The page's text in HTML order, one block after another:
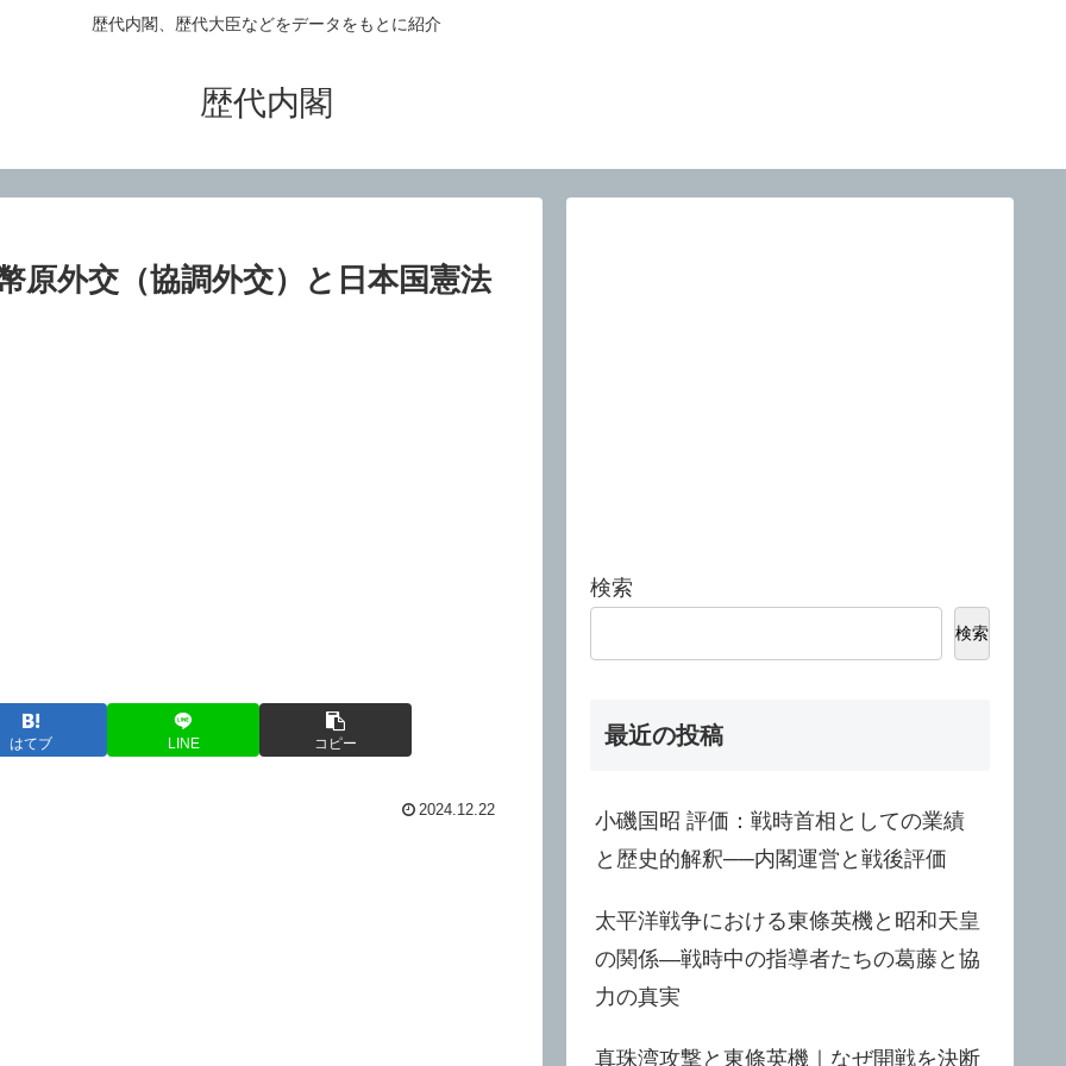
歴代内閣、歴代大臣などをデータをもとに紹介
歴代内閣
原外交（協調外交）と日本国憲法
はてブ LINE コピー
2024.12.22
検索
検索
最近の投稿
小磯国昭 評価：戦時首相としての業績
と歴史的解釈──内閣運営と戦後評価
太平洋戦争における東條英機と昭和天皇
の関係—戦時中の指導者たちの葛藤と協
力の真実
真珠湾攻撃と東條英機｜なぜ開戦を決断